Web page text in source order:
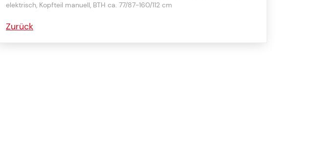
elektrisch, Kopfteil manuell, BTH ca. 77/87-160/112 cm
Zurück